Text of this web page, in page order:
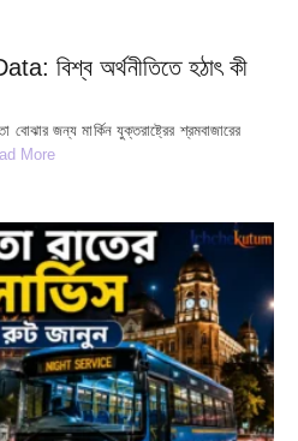
বিশ্ব অর্থনীতিতে হঠাৎ কী
বোঝার জন্য মার্কিন যুক্তরাষ্ট্রের শ্রমবাজারের
More